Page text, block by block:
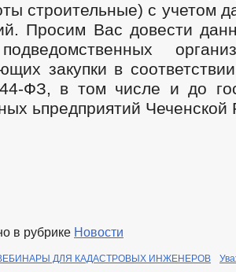
строительные) с учетом
Просим Вас довести
закупки в
ФЗ, в том числе и до
ьпредприятий Чеченской
в рубрике Новости
ДЛЯ КАДАСТРОВЫХ ИНЖЕНЕРОВ